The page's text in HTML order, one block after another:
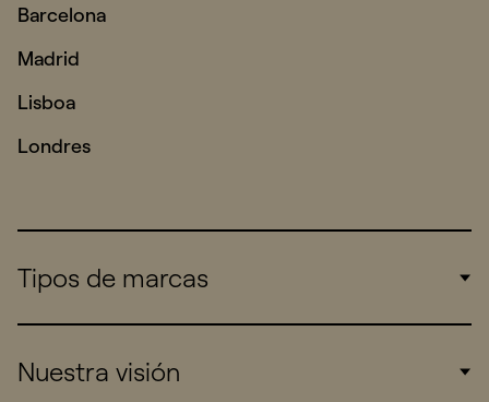
Barcelona
Madrid
Lisboa
Londres
Tipos de marcas
Consumers
Nuestra visión